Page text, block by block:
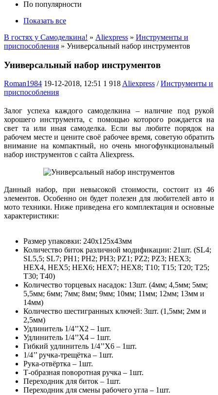
По популярности
Показать все
В гостях у Самоделкина! » Aliexpress » Инструменты и
приспособления » Универсальный набор инструментов
Универсальный набор инструментов
Roman1984 19-12-2018, 12:51 1 918Aliexpress /Инструменты и
приспособления
Залог успеха каждого самоделкина – наличие под рукой
хорошего инструмента, с помощью которого рождается на
свет та или иная самоделка. Если вы любите порядок на
рабочем месте и цените своё рабочее время, советую обратить
внимание на компактный, но очень многофункциональный
набор инструментов с сайта Aliexpress.
Данный набор, при невысокой стоимости, состоит из 46
элементов. Особенно он будет полезен для любителей авто и
мото техники. Ниже приведена его комплектация и основные
характеристики:
Размер упаковки: 240х125х43мм
Количество биток различной модификации: 21шт. (SL4;
SL5,5; SL7; PH1; PH2; PH3; PZ1; PZ2; PZ3; HEX3;
HEX4, HEX5; HEX6; HEX7; HEX8; T10; T15; T20; T25;
T30; T40)
Количество торцевых насадок: 13шт. (4мм; 4,5мм; 5мм;
5,5мм; 6мм; 7мм; 8мм; 9мм; 10мм; 11мм; 12мм; 13мм и
14мм)
Количество шестигранных ключей: 3шт. (1,5мм; 2мм и
2,5мм)
Удлинитель 1/4’’Х2 – 1шт.
Удлинитель 1/4’’Х4 – 1шт.
Гибкий удлинитель 1/4’’Х6 – 1шт.
1/4’’ ручка-трещётка – 1шт.
Рука-отвёртка – 1шт.
Т-образная поворотная ручка – 1шт.
Переходник для биток – 1шт.
Переходник для смены рабочего угла – 1шт.